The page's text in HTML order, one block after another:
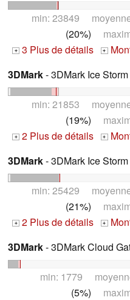
min: 23849
(20%)
+ 3 Plus de détails +
3DMark- 3DMark Ice
min: 21853
(19%)
+ 2 Plus de détails +
3DMark- 3DMark Ice
min: 25429
(21%)
+ 2 Plus de détails +
3DMark- 3DMark Cloud
min: 1779
(5%)